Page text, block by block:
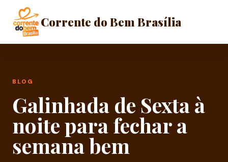
Corrente do Bem Brasília
BLOG
Galinhada de Sexta à
noite para fechar a
semana bem